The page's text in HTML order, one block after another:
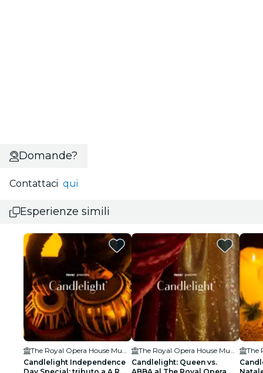
Domande?
Contattaci qui
Esperienze simili
The Royal Opera House Mumbai
Candlelight Independence
The Royal Opera House Mumbai
Candlelight: Queen vs.